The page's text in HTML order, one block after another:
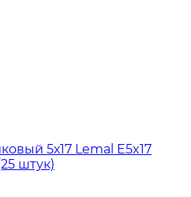
5х17 Lemal E5x17
штук)